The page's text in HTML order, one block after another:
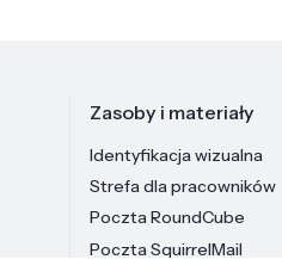
Zasoby i materiały
Identyfikacja wizualna
Strefa dla pracowników
Poczta RoundCube
Poczta SquirrelMail